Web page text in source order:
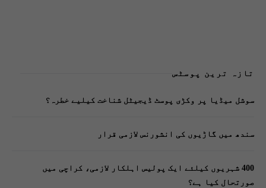
تازہ ترین پوسٹس
سوشل میڈیا پر وکڑی پوسٹ ڈیجیٹل شناخت کیلیے خطرہ؟
سندھ میں گاڑیوں کی انشورنس لازمی قرار
400 شہریوں کیلئے ایک پولیس اہلکار لازمی، کراچی میں
صورتحال کیا ہے؟